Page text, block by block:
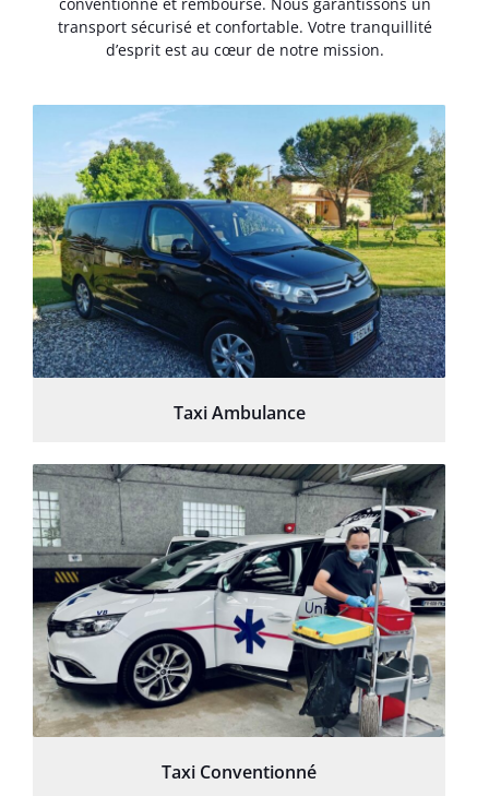
transport sécurisé et confortable. Votre tranquillité
d’esprit est au cœur de notre mission.
Taxi Ambulance
Taxi Conventionné